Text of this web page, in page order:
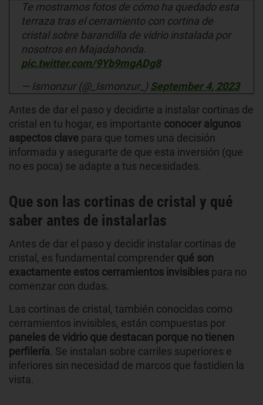
Te mostramos fotos de cómo ha quedado esta
terraza tras el cerramiento con cortina de
cristal sobre barandilla de vidrio instalada por
nosotros en Majadahonda.
pic.twitter.com/9Yb9mgADg8
— Ismonzur (@_Ismonzur_) September 4, 2023
Antes de dar el paso y decidirte a instalar cortinas de
cristal en tu hogar, es importante conocer algunos
aspectos clave para que tomes una decisión
informada y asegurarte de que esta inversión (que
no es poca) se adapte a tus necesidades.
Que son las cortinas de cristal y qué
saber antes de instalarlas
Antes de dar el paso y decidir instalar cortinas de
cristal, es fundamental comprender qué son
exactamente estos cerramientos invisibles para no
comenzar con dudas.
Las cortinas de cristal, también conocidas como
cerramientos invisibles, están compuestas por
paneles de vidrio que destacan porque no tienen
perfilería. Se instalan sobre carriles superiores e
inferiores sin necesidad de marcos que fastidien la
vista.